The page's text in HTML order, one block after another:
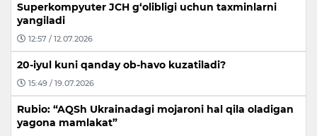
Superkompyuter JCH g‘olibligi uchun taxminlarni
yangiladi
12:57 / 12.07.2026
20-iyul kuni qanday ob-havo kuzatiladi?
15:49 / 19.07.2026
Rubio: “AQSh Ukrainadagi mojaroni hal qila oladigan
yagona mamlakat”